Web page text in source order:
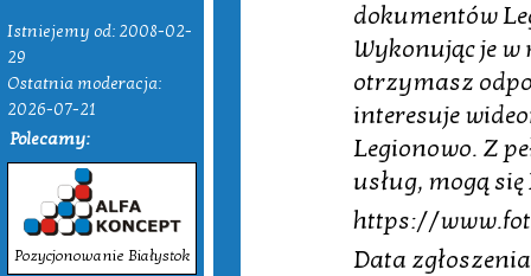
Istniejemy od: 2008-02-
29
Ostatnia moderacja:
2026-07-21
Polecamy:
Pozycjonowanie Białystok
dokumentów
Wykonując je w
otrzymasz
interesuje
Legionowo. Z
usług, mogą
https://
Data